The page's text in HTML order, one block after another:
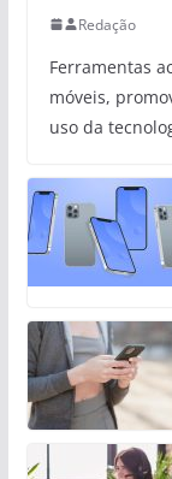
Redação
Ferramentas
móveis,
uso da